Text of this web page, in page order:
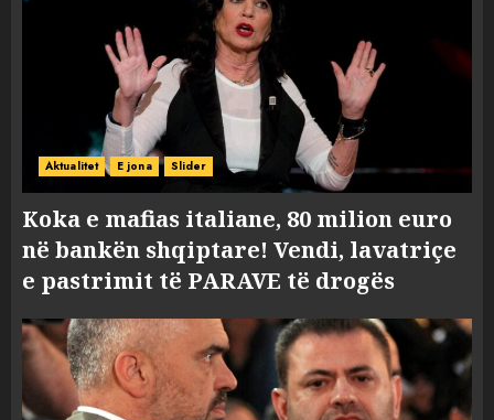
Aktualitet E jona Slider
Koka e mafias italiane, 80 milion euro
në bankën shqiptare! Vendi, lavatriçe
e pastrimit të PARAVE të drogës